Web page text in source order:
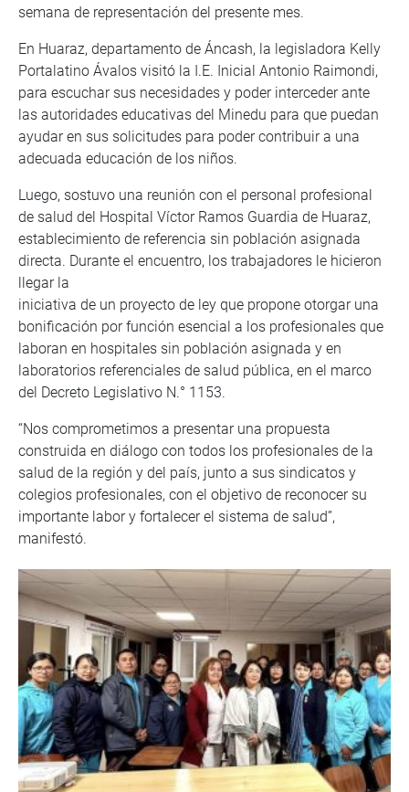
semana de representación del presente mes.
En Huaraz, departamento de Áncash, la legisladora Kelly
Portalatino Ávalos visitó la I.E. Inicial Antonio Raimondi,
para escuchar sus necesidades y poder interceder ante
las autoridades educativas del Minedu para que puedan
ayudar en sus solicitudes para poder contribuir a una
adecuada educación de los niños.
Luego, sostuvo una reunión con el personal profesional
de salud del Hospital Víctor Ramos Guardia de Huaraz,
establecimiento de referencia sin población asignada
directa. Durante el encuentro, los trabajadores le hicieron
llegar la
iniciativa de un proyecto de ley que propone otorgar una
bonificación por función esencial a los profesionales que
laboran en hospitales sin población asignada y en
laboratorios referenciales de salud pública, en el marco
del Decreto Legislativo N.° 1153.
“Nos comprometimos a presentar una propuesta
construida en diálogo con todos los profesionales de la
salud de la región y del país, junto a sus sindicatos y
colegios profesionales, con el objetivo de reconocer su
importante labor y fortalecer el sistema de salud”,
manifestó.